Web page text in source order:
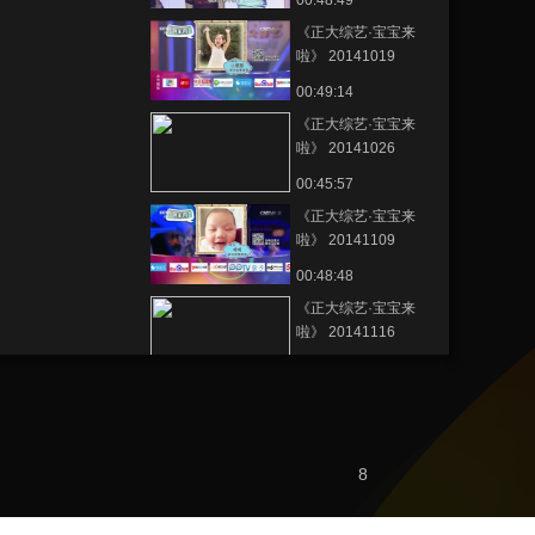
《正大综艺·宝宝来
啦》 20141019
00:49:14
《正大综艺·宝宝来
啦》 20141026
00:45:57
《正大综艺·宝宝来
啦》 20141109
00:48:48
《正大综艺·宝宝来
啦》 20141116
啦》 20141130
8